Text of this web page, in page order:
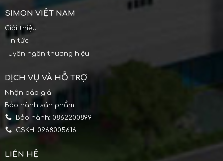
SIMON VIỆT NAM
Giới thiệu
Tin tức
Tuyên ngôn thương hiệu
DỊCH VỤ VÀ HỖ TRỢ
Nhận báo giá
Bảo hành sản phẩm
Bảo hành: 0862200899
CSKH: 0968005616
LIÊN HỆ